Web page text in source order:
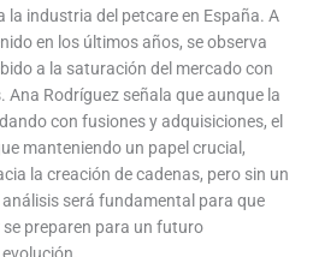
industria del petcare en España. A
en los últimos años, se observa
a la saturación del mercado con
Ana Rodríguez señala que aunque la
con fusiones y adquisiciones, el
manteniendo un papel crucial,
la creación de cadenas, pero sin un
será fundamental para que
preparen para un futuro